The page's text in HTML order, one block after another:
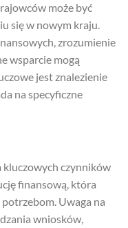
może być
się w nowym kraju.
zrozumienie
wsparcie mogą
jest znalezienie
na specyficzne
kluczowych czynników
finansową, która
Uwaga na
wniosków,